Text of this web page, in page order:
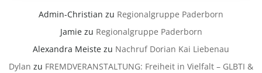
Admin-Christian zu Regionalgruppe Paderborn
Jamiezu Regionalgruppe Paderborn
Alexandra Meiste zu Nachruf Dorian Kai Liebenau
Dylan zu FREMDVERANSTALTUNG: Freiheit in Vielfalt – GLBTI &